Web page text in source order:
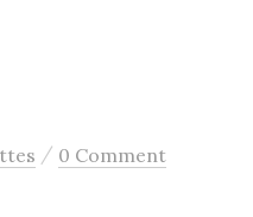
/ 0 Comment